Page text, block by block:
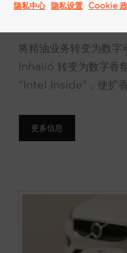
2025 年 8 月 25 日
将精油业务转变为数字
Inhalió 转变为数字香
"Intel Inside"，使扩香
更多信息
隐私中心 隐私设置 Cookie